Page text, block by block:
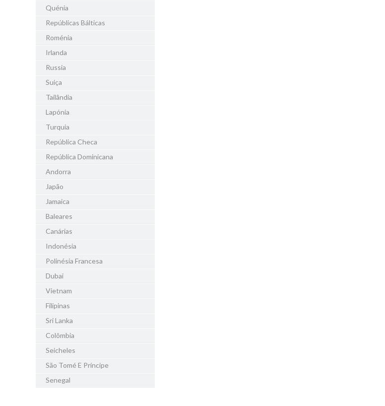
Quénia
Repúblicas Bálticas
Roménia
Irlanda
Russia
Suiça
Tailândia
Lapónia
Turquia
República Checa
República Dominicana
Andorra
Japão
Jamaica
Baleares
Canárias
Indonésia
Polinésia Francesa
Dubai
Vietnam
Filipinas
Sri Lanka
Colômbia
Seicheles
São Tomé E Príncipe
Senegal